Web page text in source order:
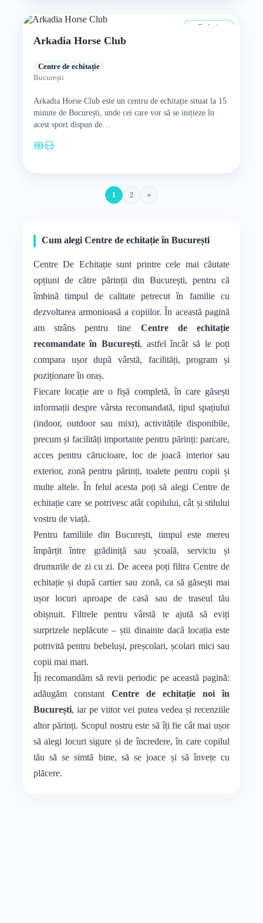
De la 4 ani
Arkadia Horse Club
Centre de echitație
București
Arkadia Horse Club este un centru de echitație situat la 15
minute de București, unde cei care vor să se inițieze în
acest sport dispun de…
1 2 »
Cum alegi Centre de echitație în București
Centre De Echitație sunt printre cele mai căutate
opțiuni de către părinții din București, pentru că
îmbină timpul de calitate petrecut în familie cu
dezvoltarea armonioasă a copiilor. În această pagină
am strâns pentru tine Centre de echitație
recomandate în București, astfel încât să le poți
compara ușor după vârstă, facilități, program și
poziționare în oraș.
Fiecare locație are o fișă completă, în care găsești
informații despre vârsta recomandată, tipul spațiului
(indoor, outdoor sau mixt), activitățile disponibile,
precum și facilități importante pentru părinți: parcare,
acces pentru cărucioare, loc de joacă interior sau
exterior, zonă pentru părinți, toalete pentru copii și
multe altele. În felul acesta poți să alegi Centre de
echitație care se potrivesc atât copilului, cât și stilului
vostru de viață.
Pentru familiile din București, timpul este mereu
împărțit între grădiniță sau școală, serviciu și
drumurile de zi cu zi. De aceea poți filtra Centre de
echitație și după cartier sau zonă, ca să găsești mai
ușor locuri aproape de casă sau de traseul tău
obișnuit. Filtrele pentru vârstă te ajută să eviți
surprizele neplăcute – știi dinainte dacă locația este
potrivită pentru bebeluși, preșcolari, școlari mici sau
copii mai mari.
Îți recomandăm să revii periodic pe această pagină:
adăugăm constant Centre de echitație noi în
București, iar pe viitor vei putea vedea și recenziile
altor părinți. Scopul nostru este să îți fie cât mai ușor
să alegi locuri sigure și de încredere, în care copilul
tău să se simtă bine, să se joace și să învețe cu
plăcere.